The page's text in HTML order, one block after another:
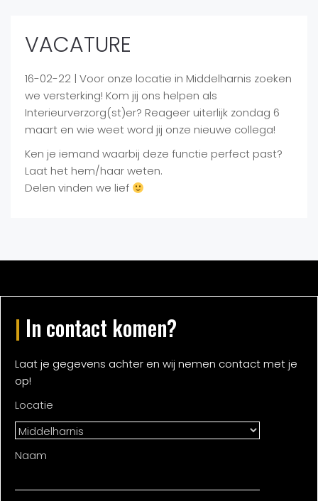
VACATURE
16-02-22 | Voor onze locatie in Middelharnis zoeken
we versterking! Kom jij ons helpen als
Interieurverzorg(st)er? Reageer uiterlijk zondag 6
maart en wie weet word jij onze nieuwe collega!
Ken je iemand waarbij deze functie perfect past?
Laat het hem/haar weten.
Delen vinden we lief
| In contact komen?
Laat je gegevens achter en wij nemen contact met je
op!
Locatie
Naam